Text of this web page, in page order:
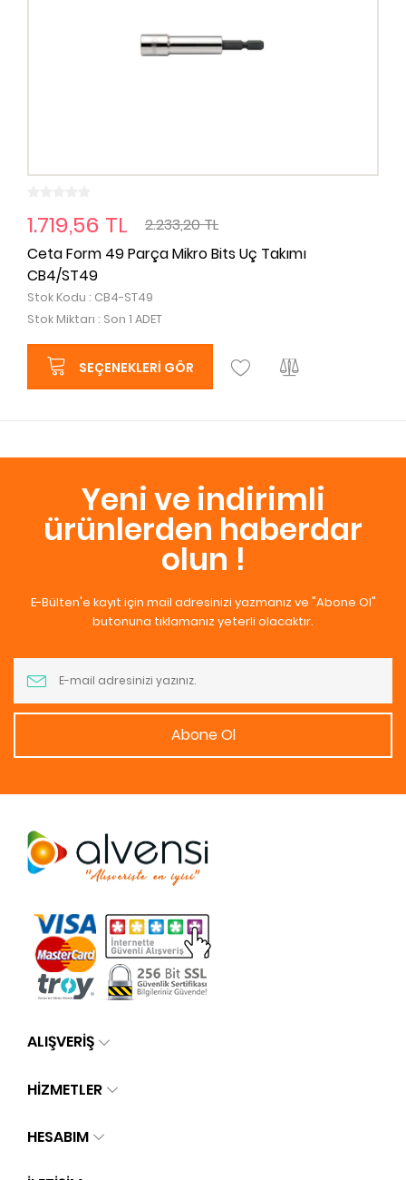
1.719,56 TL
2.233,20 TL
Ceta Form 49 Parça Mikro Bits Uç Takımı
CB4/ST49
Stok Kodu : CB4-ST49
Stok Miktarı : Son 1 ADET
SEÇENEKLERI GÖR
Yeni ve indirimli
ürünlerden haberdar
olun !
E-Bülten'e kayıt için mail adresinizi yazmanız ve "Abone Ol"
butonuna tıklamanız yeterli olacaktır.
Abone Ol
ALIŞVERİŞ
HİZMETLER
HESABIM